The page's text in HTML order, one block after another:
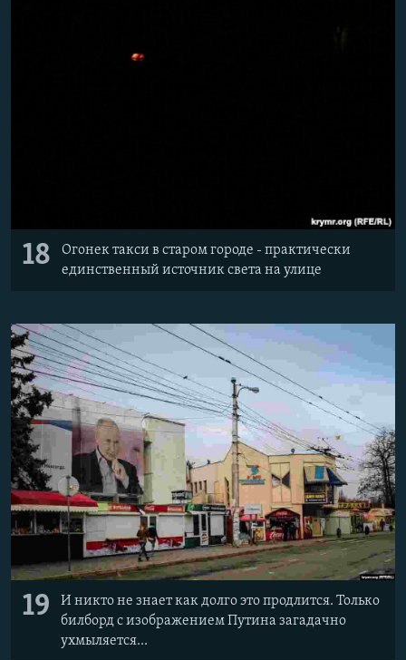
18
Огонек такси в старом городе - практически
единственный источник света на улице
19
И никто не знает как долго это продлится. Только
билборд с изображением Путина загадачно
ухмыляется...